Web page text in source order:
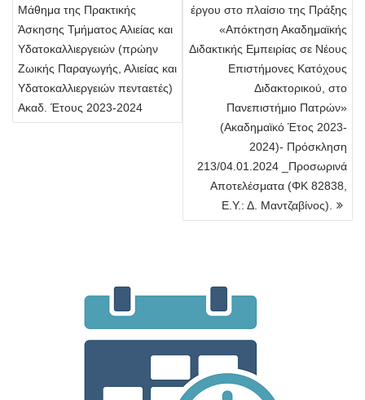
Μάθημα της Πρακτικής
Άσκησης Τμήματος Αλιείας και
Υδατοκαλλιεργειών (πρώην
Ζωικής Παραγωγής, Αλιείας και
Υδατοκαλλιεργειών πενταετές)
Ακαδ. Έτους 2023-2024
έργου στο πλαίσιο της Πράξης
«Απόκτηση Ακαδημαϊκής
Διδακτικής Εμπειρίας σε Νέους
Επιστήμονες Κατόχους
Διδακτορικού, στο
Πανεπιστήμιο Πατρών»
(Ακαδημαϊκό Έτος 2023-
2024)- Πρόσκληση
213/04.01.2024 _Προσωρινά
Αποτελέσματα (ΦΚ 82838,
Ε.Υ.: Δ. Μαντζαβίνος).